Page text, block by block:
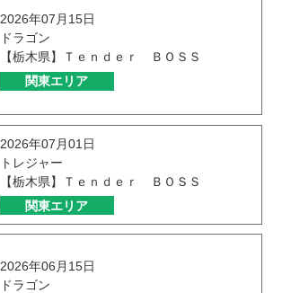
2026年07月15日
ドラゴン
【栃木県】Ｔｅｎｄｅｒ ＢＯＳＳ
関東エリア
2026年07月01日
トレジャー
【栃木県】Ｔｅｎｄｅｒ ＢＯＳＳ
関東エリア
2026年06月15日
ドラゴン